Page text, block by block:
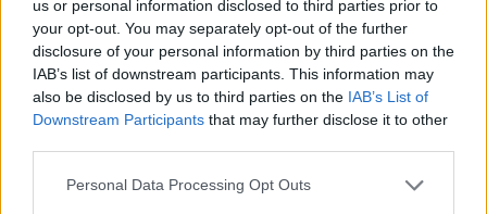
us or personal information disclosed to third parties prior to
your opt-out. You may separately opt-out of the further
disclosure of your personal information by third parties on the
IAB’s list of downstream participants. This information may
also be disclosed by us to third parties on the IAB’s List of
Downstream Participants that may further disclose it to other
Please note that this website/app uses one or more Google
Personal Data Processing Opt Outs